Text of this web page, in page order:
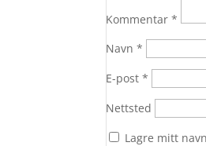
Kommentar*
Navn*
E-post*
Nettsted
Lagre mitt